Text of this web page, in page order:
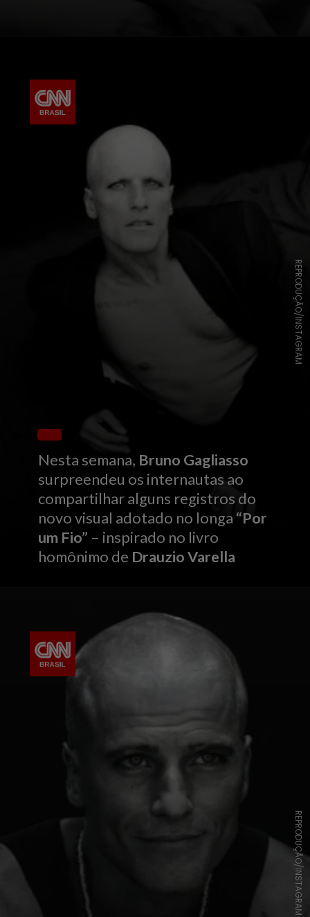
Nesta semana, Bruno Gagliasso
surpreendeu os internautas ao
compartilhar alguns registros do
novo visual adotado no longa “Por
um Fio” – inspirado no livro
homônimo de Drauzio Varella
REPRODUÇÃO/INSTAGRAM
REPRODUÇÃO/INSTAGRAM